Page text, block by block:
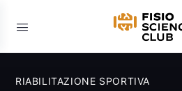
RIABILITAZIONE SPORTIVA